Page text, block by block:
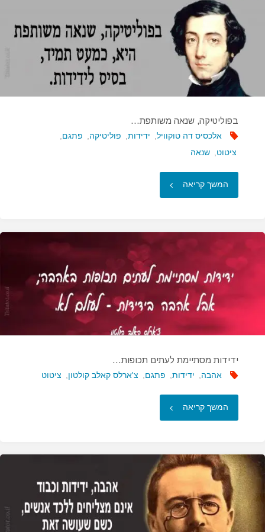
בפוליטיקה, שנאה משותפת…
אלכסיס דה טוקוויל, ידידות, פוליטיקה, פתגם,
ציטוט, שנאה
המשך קריאה "בפוליטיקה,
משותפת…"
ידידות מסתיימת לעתים תכופות…
אהבה, ידידות, פתגם, צ'ארלס קאלב קולטון, ציטוט
המשך קריאה "ידידות
לעתים
תכופות…"